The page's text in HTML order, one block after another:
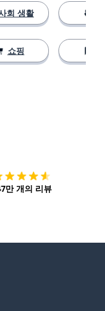
회 생활
쇼핑
만 개의 리뷰